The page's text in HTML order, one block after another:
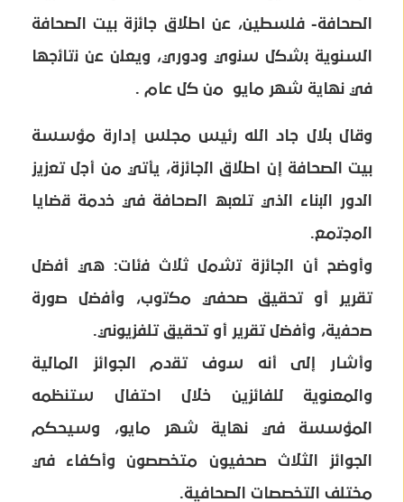
الصحافة- فلسطين، ﻋن اطﻼق ﺟﺎﺋزة بيت الصحافة
السنوية ﺑﺷﻛل ﺳﻧوي ودوري، وﯾﻌﻠن ﻋن ﻧﺗﺎﺋﺟﮭﺎ
ﻓﻲ نهاية شهر مايو ﻣن ﻛل ﻋﺎم .
وقال بلال جاد الله رئيس مجلس إدارة مؤسسة
بيت الصحافة إن اطﻼق اﻟﺟﺎﺋزة، يأتي ﻣن أﺟل ﺗﻌزﯾز
اﻟدور اﻟﺑﻧﺎء اﻟذي ﺗﻠﻌﺑﮫ اﻟﺻﺣﺎﻓﺔ ﻓﻲ ﺧدﻣﺔ ﻗﺿﺎﯾﺎ
اﻟﻣﺟﺗﻣﻊ.
وأوضح أن اﻟﺟﺎﺋزة ﺗﺷﻣل ثلاث ﻓﺋﺎت: ھﻲ أﻓﺿل
تقرير أو تحقيق صحفي ﻣﻛﺗوب، وأﻓﺿل ﺻورة
ﺻﺣﻔﯾﺔ، وأﻓﺿل تقرير أو تحقيق تلفزيوني.
وأشار إلى أنه ﺳوف ﺗﻘدم الجوائز المالية
والمعنوية للفائزين خلال احتفال ستنظمه
المؤسسة في نهاية شهر مايو، وسيحكم
الجوائز الثلاث صحفيون متخصصون وأكفاء في
مختلف التخصصات الصحافية.